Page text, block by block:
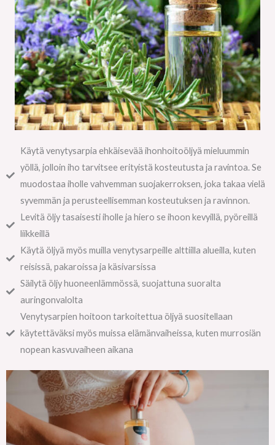
Käytä venytysarpia ehkäisevää ihonhoitoöljyä mieluummin
yöllä, jolloin iho tarvitsee erityistä kosteutusta ja ravintoa. Se
muodostaa iholle vahvemman suojakerroksen, joka takaa vielä
syvemmän ja perusteellisemman kosteutuksen ja ravinnon.
Levitä öljy tasaisesti iholle ja hiero se ihoon kevyillä, pyöreillä
liikkeillä
Käytä öljyä myös muilla venytysarpeille alttiilla alueilla, kuten
reisissä, pakaroissa ja käsivarsissa
Säilytä öljy huoneenlämmössä, suojattuna suoralta
auringonvalolta
Venytysarpien hoitoon tarkoitettua öljyä suositellaan
käytettäväksi myös muissa elämänvaiheissa, kuten murrosiän
nopean kasvuvaiheen aikana